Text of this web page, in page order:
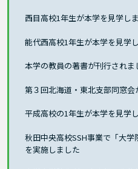
西目高校1年生が本学を見学し
能代西高校1年生が本学を見学
本学の教員の著書が刊行されま
第３回北海道・東北支部同窓会
平成高校の1年生が本学を見学
秋田中央高校SSH事業で「大学
を実施しました